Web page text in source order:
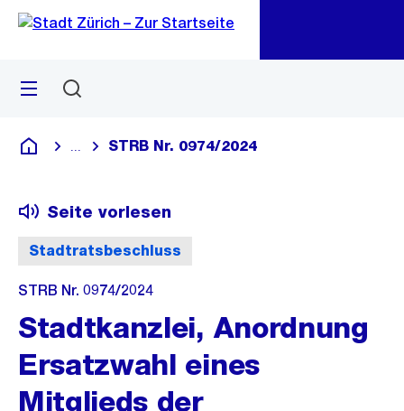
Navigation
Sprunglink
Menü
Deutsch
Blende alle Breadcrumbs ein
STRB Nr. 0974/2024
Stadtratsbeschluss
Seite vorlesen
STRB Nr. 0974/2024
Stadtkanzlei, Anordnung
Ersatzwahl eines
Mitglieds der